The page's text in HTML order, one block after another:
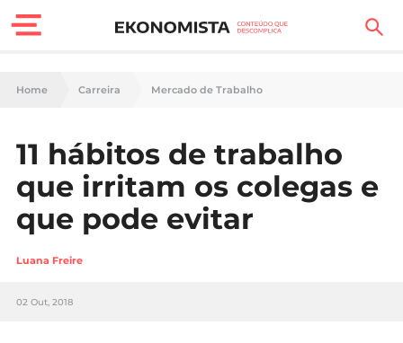
Finanças Pessoais
Carreira
Casa
Lifestyle
Sociedade
Home Carreira Mercado de Trabalho
11 hábitos de trabalho
que irritam os colegas e
que pode evitar
Luana Freire
02 Out, 2018